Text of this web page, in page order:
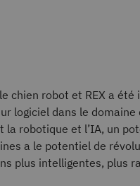
chien robot et REX a
logiciel dans le
la robotique et l’IA, un
a le potentiel de
plus intelligentes, plus